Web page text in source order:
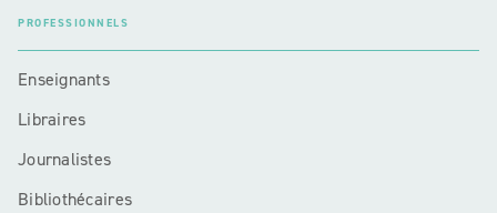
PROFESSIONNELS
Enseignants
Libraires
Journalistes
Bibliothécaires